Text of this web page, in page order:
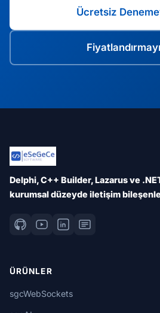
Ücretsiz
Delphi, C++ Builder, Lazarus ve
kurumsal düzeyde iletişim
ÜRÜNLER
sgcWebSockets